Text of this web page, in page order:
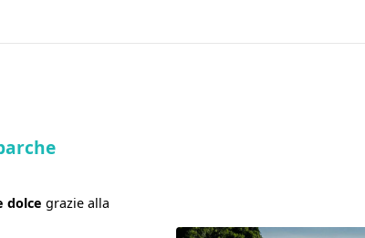
dolce grazie alla